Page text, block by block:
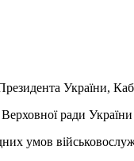
України,
ради України
умов